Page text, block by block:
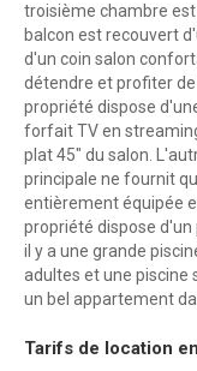
troisième chambre
balcon est recouvert
d'un coin salon
détendre et profiter
propriété dispose
forfait TV en
plat 45" du salon.
principale ne fournit
entièrement équipée
propriété dispose
il y a une grande
adultes et une piscine
un bel appartement
Tarifs de location